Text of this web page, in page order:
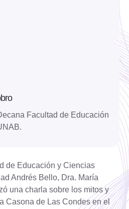
Facultad de Educación
de Educación y Ciencias
Andrés Bello, Dra. María
una charla sobre los mitos y
Casona de Las Condes en el